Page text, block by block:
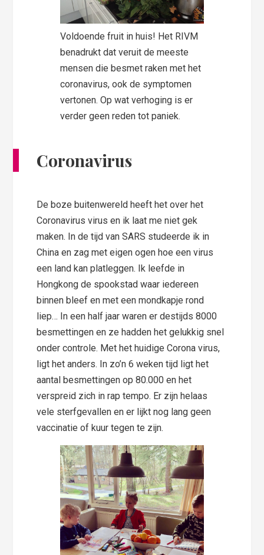
Voldoende fruit in huis! Het RIVM
benadrukt dat veruit de meeste
mensen die besmet raken met het
coronavirus, ook de symptomen
vertonen. Op wat verhoging is er
verder geen reden tot paniek.
Coronavirus
De boze buitenwereld heeft het over het
Coronavirus virus en ik laat me niet gek
maken. In de tijd van SARS studeerde ik in
China en zag met eigen ogen hoe een virus
een land kan platleggen. Ik leefde in
Hongkong de spookstad waar iedereen
binnen bleef en met een mondkapje rond
liep… In een half jaar waren er destijds 8000
besmettingen en ze hadden het gelukkig snel
onder controle. Met het huidige Corona virus,
ligt het anders. In zo’n 6 weken tijd ligt het
aantal besmettingen op 80.000 en het
verspreid zich in rap tempo. Er zijn helaas
vele sterfgevallen en er lijkt nog lang geen
vaccinatie of kuur tegen te zijn.